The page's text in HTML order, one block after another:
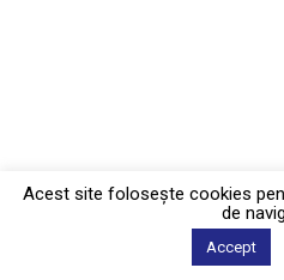
Acest site foloseşte cookies
de
Accept